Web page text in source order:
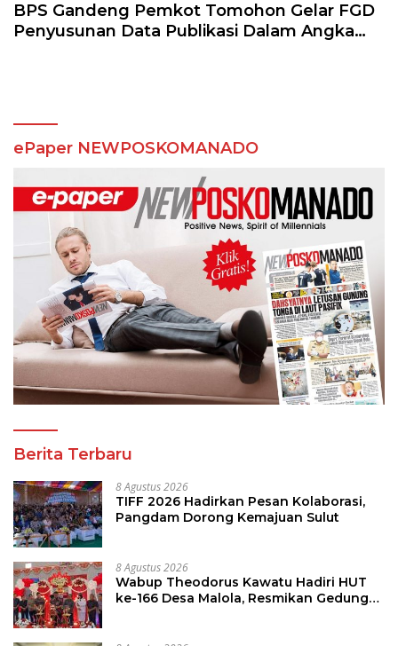
BPS Gandeng Pemkot Tomohon Gelar FGD
Penyusunan Data Publikasi Dalam Angka
ePaper NEWPOSKOMANADO
Berita Terbaru
8 Agustus 2026
TIFF 2026 Hadirkan Pesan Kolaborasi,
Pangdam Dorong Kemajuan Sulut
8 Agustus 2026
Wabup Theodorus Kawatu Hadiri HUT
ke-166 Desa Malola, Resmikan Gedung